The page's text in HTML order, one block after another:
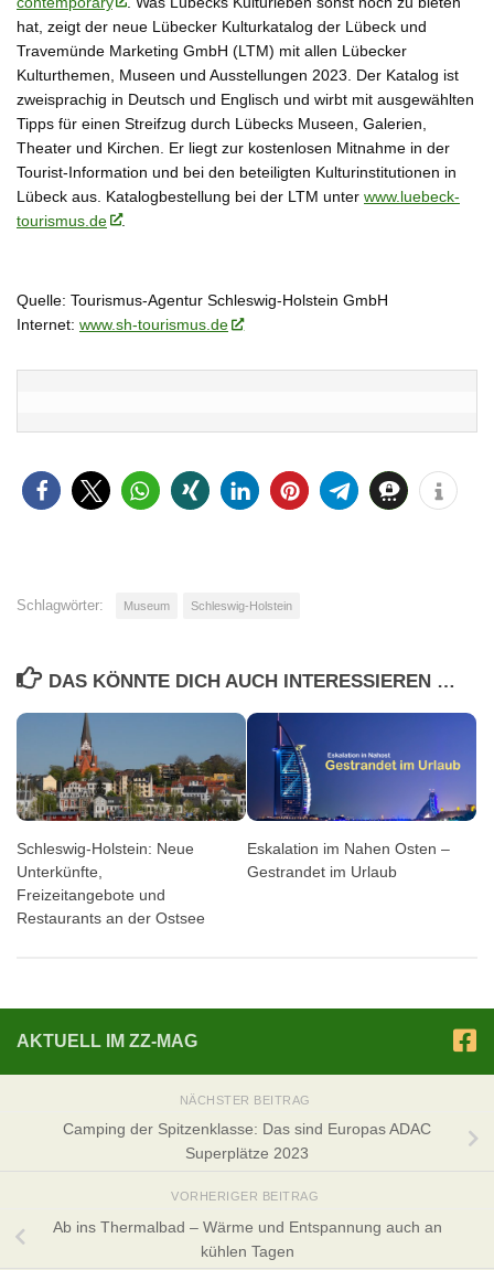
hat, zeigt der neue Lübecker Kulturkatalog der Lübeck und
Travemünde Marketing GmbH (LTM) mit allen Lübecker
Kulturthemen, Museen und Ausstellungen 2023. Der Katalog ist
zweisprachig in Deutsch und Englisch und wirbt mit ausgewählten
Tipps für einen Streifzug durch Lübecks Museen, Galerien,
Theater und Kirchen. Er liegt zur kostenlosen Mitnahme in der
Tourist-Information und bei den beteiligten Kulturinstitutionen in
Lübeck aus. Katalogbestellung bei der LTM unter www.luebeck-
tourismus.de
.
Quelle: Tourismus-Agentur Schleswig-Holstein GmbH
Internet: www.sh-tourismus.de
Schlagwörter: Museum Schleswig-Holstein
DAS KÖNNTE DICH AUCH INTERESSIEREN …
Schleswig-Holstein: Neue
Unterkünfte,
Freizeitangebote und
Restaurants an der Ostsee
Eskalation im Nahen Osten –
Gestrandet im Urlaub
AKTUELL IM ZZ-MAG
NÄCHSTER BEITRAG
Camping der Spitzenklasse: Das sind Europas ADAC
Superplätze 2023
VORHERIGER BEITRAG
Ab ins Thermalbad – Wärme und Entspannung auch an
kühlen Tagen